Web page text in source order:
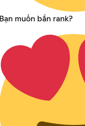
Bạn muốn bắn rank?